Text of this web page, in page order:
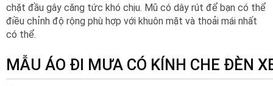
chặt đầu gây căng tức khó chịu. Mũ có dây rút để bạn có thể
điều chỉnh độ rộng phù hợp với khuôn mặt và thoải mái nhất
có thể.
MẪU ÁO ĐI MƯA CÓ KÍNH CHE ĐÈN